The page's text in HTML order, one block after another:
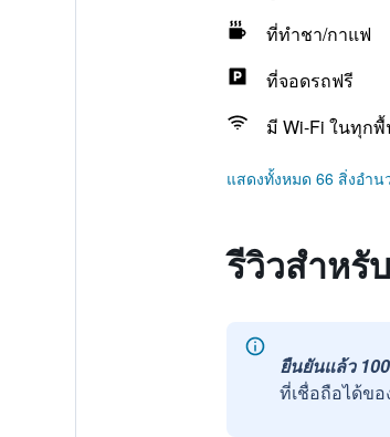
ที่ทำชา/กาแฟ
ที่จอดรถฟรี
มี Wi-Fi ในทุก
แสดงทั้งหมด 66 สิ่งอำ
รีวิวสำหรั
ยืนยันแล้ว
ที่เชื่อถือได้ขอ